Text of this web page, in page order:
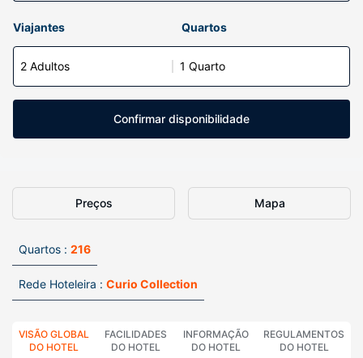
Viajantes Quartos
2 Adultos 1 Quarto
Confirmar disponibilidade
Preços Mapa
Quartos : 216
Rede Hoteleira : Curio Collection
VISÃO GLOBAL
DO HOTEL
FACILIDADES
DO HOTEL
INFORMAÇÃO
DO HOTEL
REGULAMENTOS
DO HOTEL